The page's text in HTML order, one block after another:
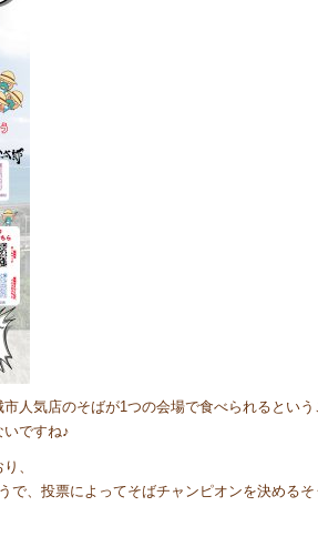
人気店のそばが1つの会場で食べられるという
ですね♪
、
で、投票によってそばチャンピオンを決めるそ